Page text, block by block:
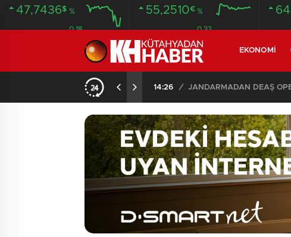
47,7436$ %
0.18
55,2510€ %
0.32
EKONOMI
14:26 / JANDARMADAN DEAŞ